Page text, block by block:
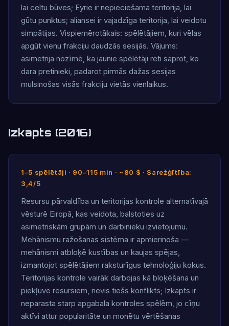
lai celtu būves; Eyrie ir nepieciešama teritorija, lai
gūtu punktus; aliansei ir vajadzīga teritorija, lai veidotu
simpātijas. Vispiemērotākais: spēlētājiem, kuri vēlas
apgūt vienu frakciju daudzās sesijās. Vājums:
asimetrija nozīmē, ka jaunie spēlētāji reti saprot, ko
dara pretinieki, padarot pirmās dažas sesijas
mulsinošas visās frakciju vietās vienlaikus.
Izkapts (2016)
1–5 spēlētāji · 90–115 min · ~80 $ · Sarežģītība:
3,4/5
Resursu pārvaldība un teritorijas kontrole alternatīvajā
vēsturē Eiropā, kas veidota, balstoties uz
asimetriskām grupām un darbinieku izvietojumu.
Mehānismu ražošanas sistēma ir apmierinoša —
mehānismi atbloķē kustības un kaujas spējas,
izmantojot spēlētājiem raksturīgus tehnoloģiju kokus.
Teritorijas kontrole vairāk darbojas kā bloķēšana un
piekļuve resursiem, nevis tiešs konflikts; Izkapts ir
neparasta starp apgabala kontroles spēlēm, jo ​​cīņu
aktīvi attur popularitāte un monētu vērtēšanas